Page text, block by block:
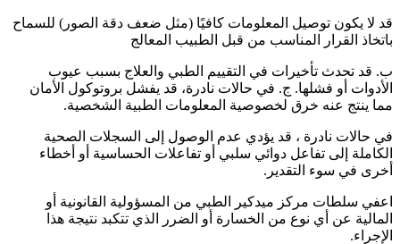
قد لا يكون توصيل المعلومات كافيًا (مثل ضعف دقة الصور) للسماح
باتخاذ القرار المناسب من قبل الطبيب المعالج
ب. قد تحدث تأخيرات في التقييم الطبي والعلاج بسبب عيوب
الأدوات أو فشلها. ج. في حالات نادرة، قد يفشل بروتوكول الأمان
مما ينتج عنه خرق لخصوصية المعلومات الطبية الشخصية.
في حالات نادرة ، قد يؤدي عدم الوصول إلى السجلات الصحية
الكاملة إلى تفاعل دوائي سلبي أو تفاعلات الحساسية أو أخطاء
أخرى في سوء التقدير.
اعفي سلطات مركز ميدكير الطبي من المسؤولية القانونية أو
المالية عن أي نوع من الخسارة أو الضرر الذي تتكبد نتيجة هذا
الإجراء.